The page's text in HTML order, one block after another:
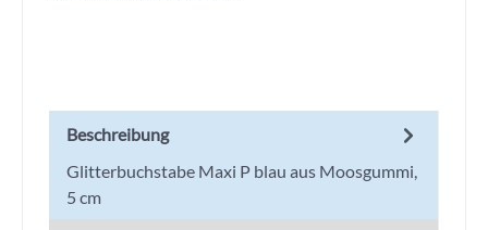
Beschreibung
Glitterbuchstabe Maxi P blau aus Moosgummi,
5 cm